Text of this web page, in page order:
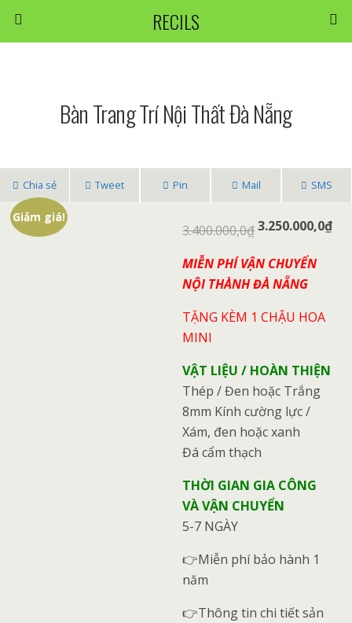
RECILS
Bàn Trang Trí Nội Thất Đà Nẵng
Chia sẻ Tweet Pin Mail SMS
Giảm giá!
3.400.000,0₫3.250.000,0₫
MIỄN PHÍ VẬN CHUYỂN
NỘI THÀNH ĐÀ NẴNG
TẶNG KÈM 1 CHẬU HOA
MINI
VẬT LIỆU / HOÀN THIỆN
Thép / Đen hoặc Trắng
8mm Kính cường lực /
Xám, đen hoặc xanh
Đá cẩm thạch
THỜI GIAN GIA CÔNG
VÀ VẬN CHUYỂN
5-7 NGÀY
👉Miễn phí bảo hành 1
năm
👉Thông tin chi tiết sản